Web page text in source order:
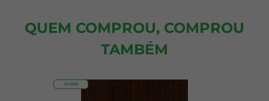
QUEM COMPROU, COMPROU
TAMBÉM
Outlet